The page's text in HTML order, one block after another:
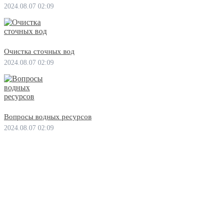
2024.08.07 02:09
Очистка сточных вод
2024.08.07 02:09
Вопросы водных ресурсов
2024.08.07 02:09